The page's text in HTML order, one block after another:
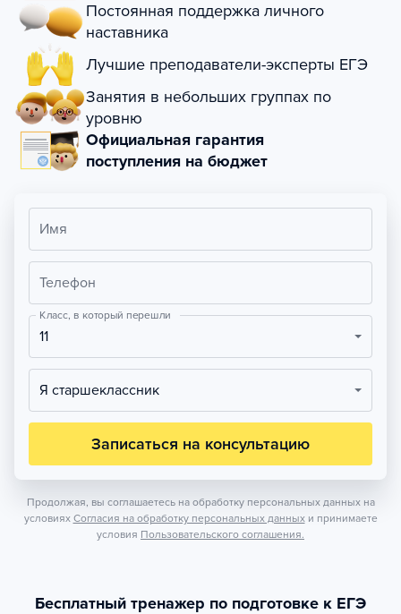
Постоянная поддержка личного
наставника
Лучшие преподаватели-эксперты ЕГЭ
Занятия в небольших группах по
уровню
Официальная гарантия
поступления на бюджет
Имя
Телефон
Класс, в который перешли
11
Я старшеклассник
Записаться на консультацию
Продолжая, вы соглашаетесь на обработку персональных данных на
условиях Согласия на обработку персональных данных и принимаете
условия Пользовательского соглашения.
Бесплатный тренажер по подготовке к ЕГЭ